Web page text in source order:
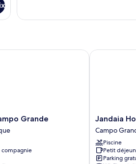
Grande
Grande
Jandaia
Hotel
Campo
Grande
Campo
Grande
Jandaia
Campo
Piscine
Petit
Parking
Jandaia